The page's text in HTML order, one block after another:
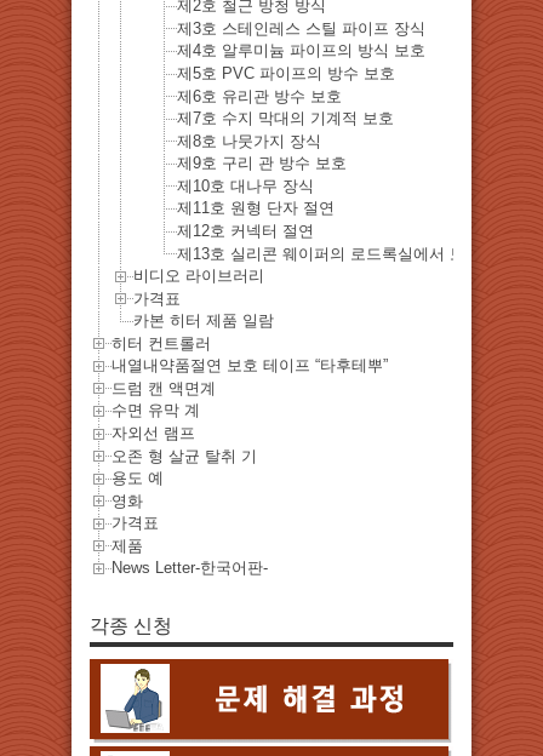
제2호 철근 방청 방식
제3호 스테인레스 스틸 파이프 장식
제4호 알루미늄 파이프의 방식 보호
제5호 PVC 파이프의 방수 보호
제6호 유리관 방수 보호
제7호 수지 막대의 기계적 보호
제8호 나뭇가지 장식
제9호 구리 관 방수 보호
제10호 대나무 장식
제11호 원형 단자 절연
제12호 커넥터 절연
제13호 실리콘 웨이퍼의 로드록실에서 보온
비디오 라이브러리
가격표
카본 히터 제품 일람
히터 컨트롤러
내열내약품절연 보호 테이프 “타후테뿌”
드럼 캔 액면계
수면 유막 계
자외선 램프
오존 형 살균 탈취 기
용도 예
영화
가격표
제품
News Letter-한국어판-
각종 신청